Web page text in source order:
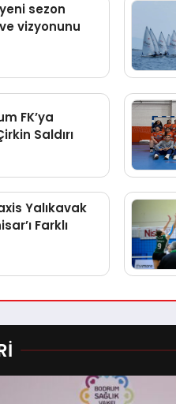
sezon
vizyonunu
FK’ya
Saldırı
Yalıkavak
Farklı